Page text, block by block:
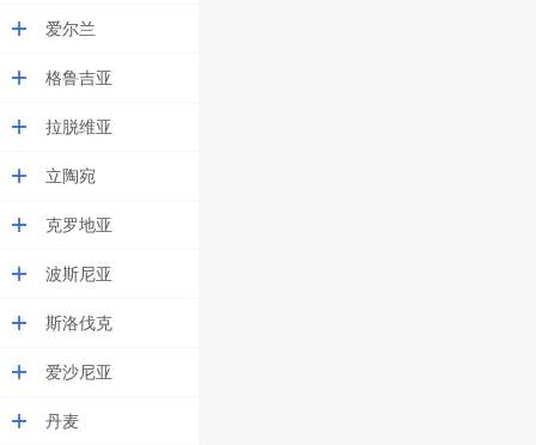
爱尔兰
格鲁吉亚
拉脱维亚
立陶宛
克罗地亚
波斯尼亚
斯洛伐克
爱沙尼亚
丹麦